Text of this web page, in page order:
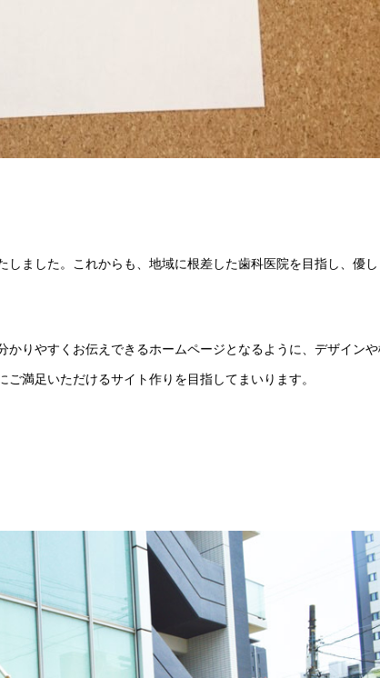
ました。これからも、地域に根差した歯科医院を目指し、優
りやすくお伝えできるホームページとなるように、デザイン
満足いただけるサイト作りを目指してまいります。